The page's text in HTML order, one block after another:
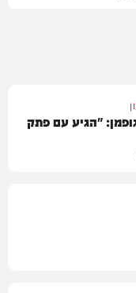
"הגיע עם פתק